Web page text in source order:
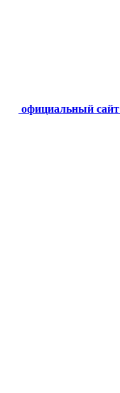
официальный сайт